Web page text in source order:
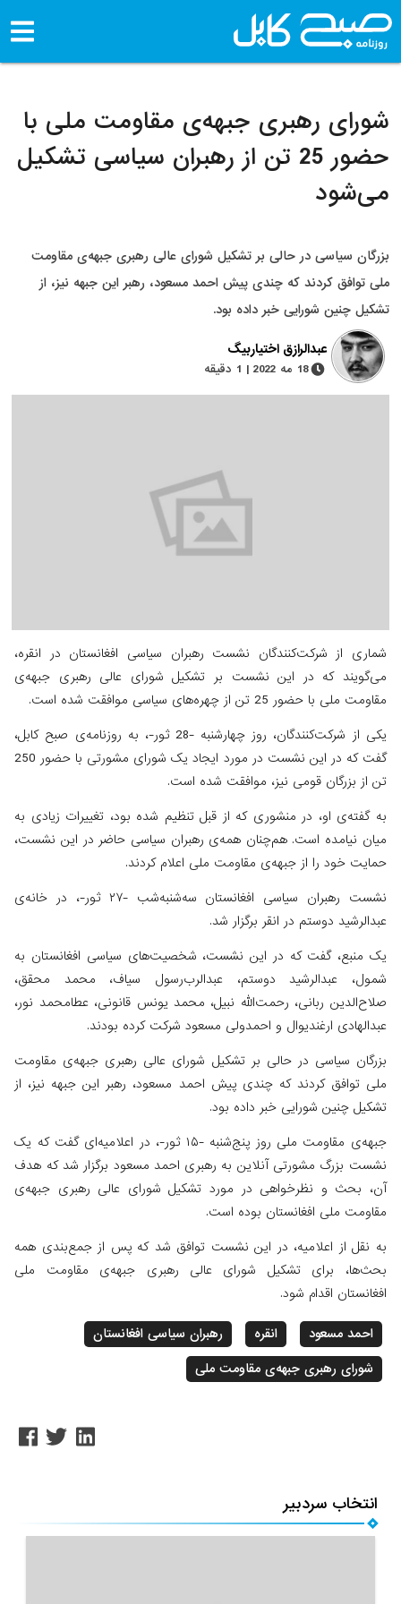
شورای رهبری جبهه‌ی مقاومت ملی با
حضور 25 تن از رهبران سیاسی تشکیل
می‌شود
بزرگان سیاسی در حالی بر تشکیل شورای عالی رهبری جبهه‌ی مقاومت
ملی توافق کردند که چندی پیش احمد مسعود، رهبر این جبهه نیز، از
تشکیل چنین شورایی خبر داده بود.
عبدالرازق اختیاربیگ
18 مه 2022 | 1 دقیقه
شماری از شرکت‌کنندگان نشست رهبران سیاسی افغانستان در انقره،
می‌گویند که در این نشست بر تشکیل شورای عالی رهبری جبهه‌ی
مقاومت ملی با حضور 25 تن از چهره‌های سیاسی موافقت شده است.
یکی از شرکت‌کنندگان، روز چهارشنبه -28 ثور-، به روزنامه‌ی صبح کابل،
گفت که در این نشست در مورد ایجاد یک شورای مشورتی با حضور 250
تن از بزرگان قومی نیز، موافقت شده است.
به گفته‌ی او، در منشوری که از قبل تنظیم‌ شده بود، تغییرات زیادی به
میان نیامده است. هم‌چنان همه‌ی رهبران سیاسی حاضر در این نشست،
حمایت خود را از جبهه‌ی مقاومت ملی اعلام کردند.
نشست رهبران سیاسی افغانستان سه‌شنبه‌شب -۲۷ ثور-، در خانه‌ی
عبدالرشید دوستم در انقر برگزار شد.
یک منبع، گفت که در این نشست، شخصیت‌های سیاسی افغانستان به
شمول، عبدالرشید دوستم، عبدالرب‌رسول سیاف، محمد محقق،
صلاح‌الدین ربانی، رحمت‌الله نبیل، محمد یونس قانونی، عطامحمد نور،
عبدالهادی ارغندیوال و احمدولی مسعود شرکت کرده بودند.
بزرگان سیاسی در حالی بر تشکیل شورای عالی رهبری جبهه‌ی مقاومت
ملی توافق کردند که چندی پیش احمد مسعود، رهبر این جبهه نیز، از
تشکیل چنین شورایی خبر داده بود.
جبهه‌ی مقاومت ملی روز پنج‌شنبه -۱۵ ثور-، در اعلامیه‌ای گفت که یک
نشست بزرگ مشورتی آنلاین به رهبری احمد مسعود برگزار شد که هدف
آن، بحث و نظرخواهی در مورد تشکیل شورای عالی رهبری جبهه‌ی
مقاومت ملی افغانستان بوده است.
به نقل از اعلامیه، در این نشست توافق شد که پس از جمع‌بندی همه‌
بحث‌ها، برای تشکیل شورای عالی رهبری جبهه‌ی مقاومت ملی
افغانستان اقدام ‌شود.
احمد مسعود انقره
رهبران سیاسی افغانستان
شورای رهبری جبهه‌ی مقاومت ملی
انتخاب سردبیر